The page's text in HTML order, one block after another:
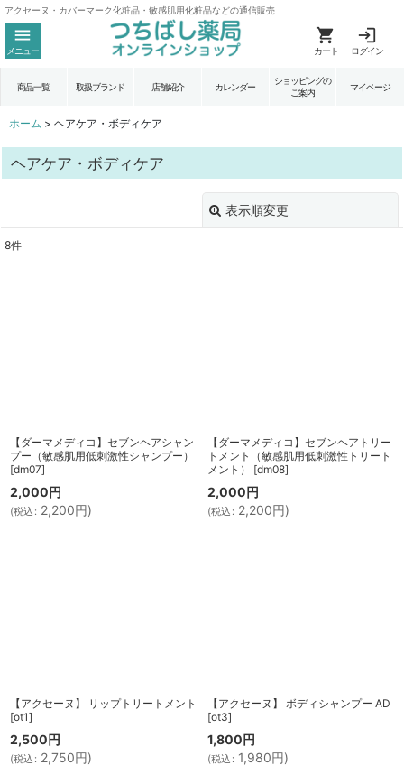
アクセーヌ・カバーマーク化粧品・敏感肌用化粧品などの通信販売
メニュー カート ログイン
商品一覧 取扱ブランド 店舗紹介 カレンダー
ショッピングの
ご案内
マイページ
ホーム > ヘアケア・ボディケア
ヘアケア・ボディケア
表示順変更
8件
【ダーマメディコ】セブンヘアシャン
プー（敏感肌用低刺激性シャンプー）
[dm07]
2,000円
(税込 : 2,200円)
【ダーマメディコ】セブンヘアトリー
トメント（敏感肌用低刺激性トリート
メント）
[dm08]
2,000円
(税込 : 2,200円)
【アクセーヌ】 リップトリートメント
[ot1]
2,500円
(税込 : 2,750円)
【アクセーヌ】 ボディシャンプー AD
[ot3]
1,800円
(税込 : 1,980円)